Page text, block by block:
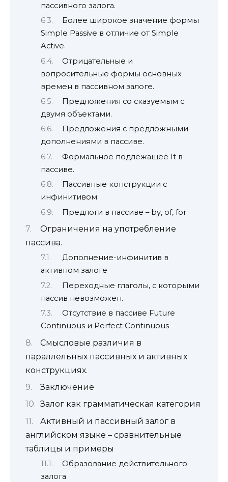
пассивного залога.
Более широкое значение формы
Simple Passive в отличие от Simple
Active.
Отрицательные и
вопросительные формы основных
времен в пассивном залоге.
Предложения со сказуемым с
двумя объектами.
Предложения с предложными
дополнениями в пассиве.
Формальное подлежащее It в
пассиве.
Пассивные конструкции с
инфинитивом
Предлоги в пассиве – by, of, for
Ограничения на употребление
пассива.
Дополнение-инфинитив в
активном залоге
Переходные глаголы, с которыми
пассив невозможен.
Отсутствие в пассиве Future
Сontinuous и Perfect Continuous
Смысловые различия в
параллельных пассивных и активных
конструкциях.
Заключение
Залог как грамматическая категория
Активный и пассивный залог в
английском языке – сравнительные
таблицы и примеры
Образование действительного
залога